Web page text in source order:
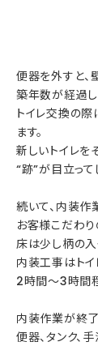
便器を外すと、
築年数が経過
トイレ交換の際
ます。
新しいトイレを
“跡”が目立って
続いて、内装作
お客様こだわ
床は少し柄の入
内装工事はトイ
2時間～3時間
内装作業が終了
便器、タンク、